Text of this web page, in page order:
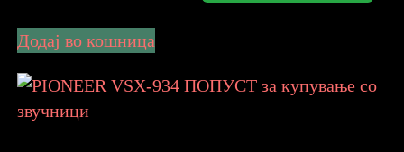
Додај во кошница